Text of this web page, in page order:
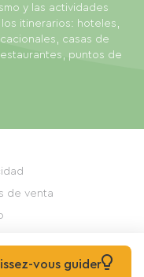
y las actividades
itinerarios: hoteles,
casas de
puntos de
de venta
vous guider